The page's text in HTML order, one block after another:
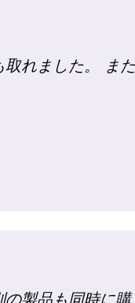
れました。 ま
製品も同時に